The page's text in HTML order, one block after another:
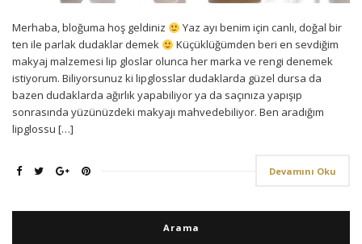
Merhaba, bloğuma hoş geldiniz
Yaz ayı benim için canlı, doğal bir
ten ile parlak dudaklar demek
Küçüklüğümden beri en sevdiğim
makyaj malzemesi lip gloslar olunca her marka ve rengi denemek
istiyorum. Biliyorsunuz ki lipglosslar dudaklarda güzel dursa da
bazen dudaklarda ağırlık yapabiliyor ya da saçınıza yapışıp
sonrasında yüzünüzdeki makyajı mahvedebiliyor. Ben aradığım
lipglossu […]
Devamını Oku
Arama